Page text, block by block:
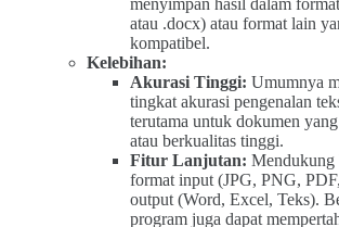
atau .docx) atau format lain
kompatibel.
Kelebihan:
Akurasi Tinggi: Umumnya
tingkat akurasi pengenalan
terutama untuk dokumen
atau berkualitas tinggi.
Fitur Lanjutan: Mendukung
format input (JPG, PNG,
output (Word, Excel, Teks).
program juga dapat